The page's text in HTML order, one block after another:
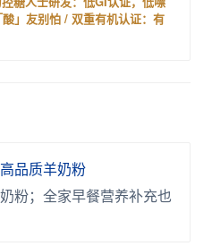
」友别怕 / 双重有机认证：有
品质羊奶粉
粉；全家早餐营养补充也